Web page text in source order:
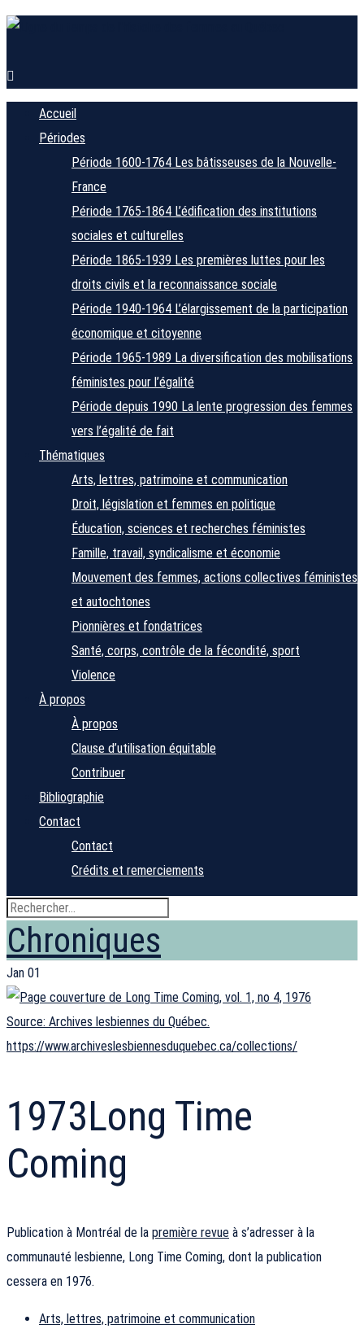
Accueil
Périodes
Période 1600-1764 Les bâtisseuses de la Nouvelle-
France
Période 1765-1864 L’édification des institutions
sociales et culturelles
Période 1865-1939 Les premières luttes pour les
droits civils et la reconnaissance sociale
Période 1940-1964 L’élargissement de la participation
économique et citoyenne
Période 1965-1989 La diversification des mobilisations
féministes pour l’égalité
Période depuis 1990 La lente progression des femmes
vers l’égalité de fait
Thématiques
Arts, lettres, patrimoine et communication
Droit, législation et femmes en politique
Éducation, sciences et recherches féministes
Famille, travail, syndicalisme et économie
Mouvement des femmes, actions collectives féministes
et autochtones
Pionnières et fondatrices
Santé, corps, contrôle de la fécondité, sport
Violence
À propos
À propos
Clause d’utilisation équitable
Contribuer
Bibliographie
Contact
Contact
Crédits et remerciements
Chroniques
Jan 01
Source: Archives lesbiennes du Québec.
https://www.archiveslesbiennesduquebec.ca/collections/
1973Long Time
Coming
Publication à Montréal de la première revue à s’adresser à la
communauté lesbienne, Long Time Coming, dont la publication
cessera en 1976.
Arts, lettres, patrimoine et communication